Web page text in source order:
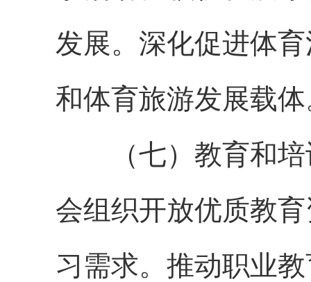
发展。深化促进体
和体育旅游发展载
（七）教育和培
会组织开放优质教
习需求。推动职业